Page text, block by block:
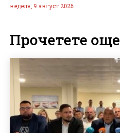
неделя, 9 август 2026
Прочетете още